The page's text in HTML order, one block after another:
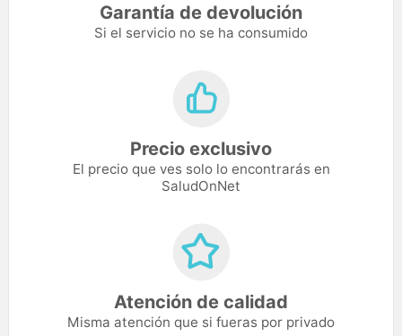
Garantía de devolución
Si el servicio no se ha consumido
Precio exclusivo
El precio que ves solo lo encontrarás en
SaludOnNet
Atención de calidad
Misma atención que si fueras por privado